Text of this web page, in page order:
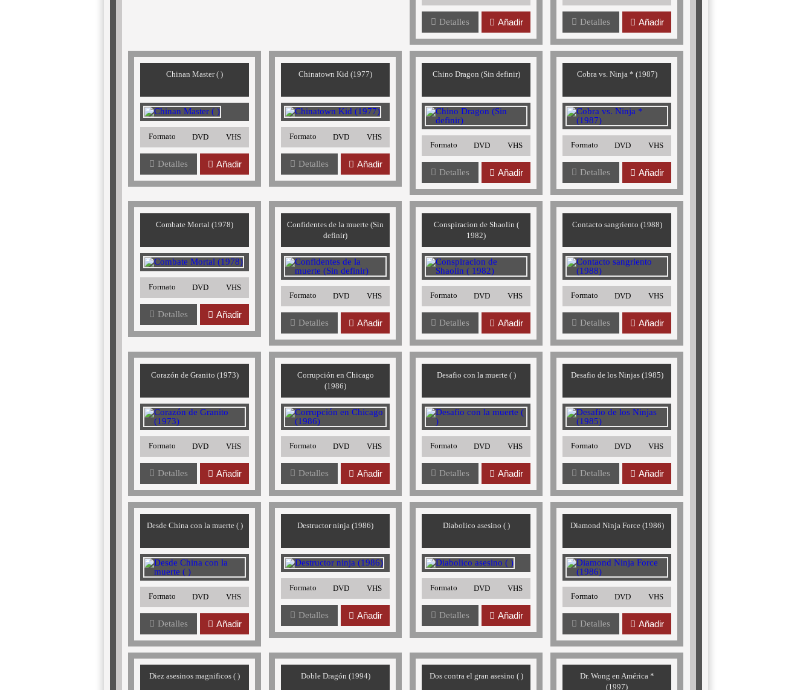
Detalles Añadir Detalles Añadir
Chinan Master ( )
Formato DVD VHS
Detalles Añadir
Chinatown Kid (1977)
Formato DVD VHS
Detalles Añadir
Chino Dragon (Sin definir)
Formato DVD VHS
Detalles Añadir
Cobra vs. Ninja * (1987)
Formato DVD VHS
Detalles Añadir
Combate Mortal (1978)
Formato DVD VHS
Detalles Añadir
Confidentes de la muerte (Sin
definir)
Formato DVD VHS
Detalles Añadir
Conspiracion de Shaolin (
1982)
Formato DVD VHS
Detalles Añadir
Contacto sangriento (1988)
Formato DVD VHS
Detalles Añadir
Corazón de Granito (1973)
Formato DVD VHS
Detalles Añadir
Corrupción en Chicago
(1986)
Formato DVD VHS
Detalles Añadir
Desafio con la muerte ( )
Formato DVD VHS
Detalles Añadir
Desafio de los Ninjas (1985)
Formato DVD VHS
Detalles Añadir
Desde China con la muerte ( )
Formato DVD VHS
Detalles Añadir
Destructor ninja (1986)
Formato DVD VHS
Detalles Añadir
Diabolico asesino ( )
Formato DVD VHS
Detalles Añadir
Diamond Ninja Force (1986)
Formato DVD VHS
Detalles Añadir
Diez asesinos magnificos ( ) Doble Dragón (1994) Dos contra el gran asesino ( )
Dr. Wong en América *
(1997)